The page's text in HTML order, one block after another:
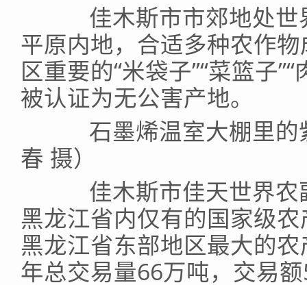
佳木斯市市郊地处世
平原内地，合适多种农作
区重要的“米袋子”“菜篮子
被认证为无公害产地。
石墨烯温室大棚里的
春 摄）
佳木斯市佳天世界农
黑龙江省内仅有的国家级
黑龙江省东部地区最大的
年总交易量66万吨，交易